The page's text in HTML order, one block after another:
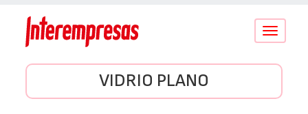
Conmutar
VIDRIO PLANO